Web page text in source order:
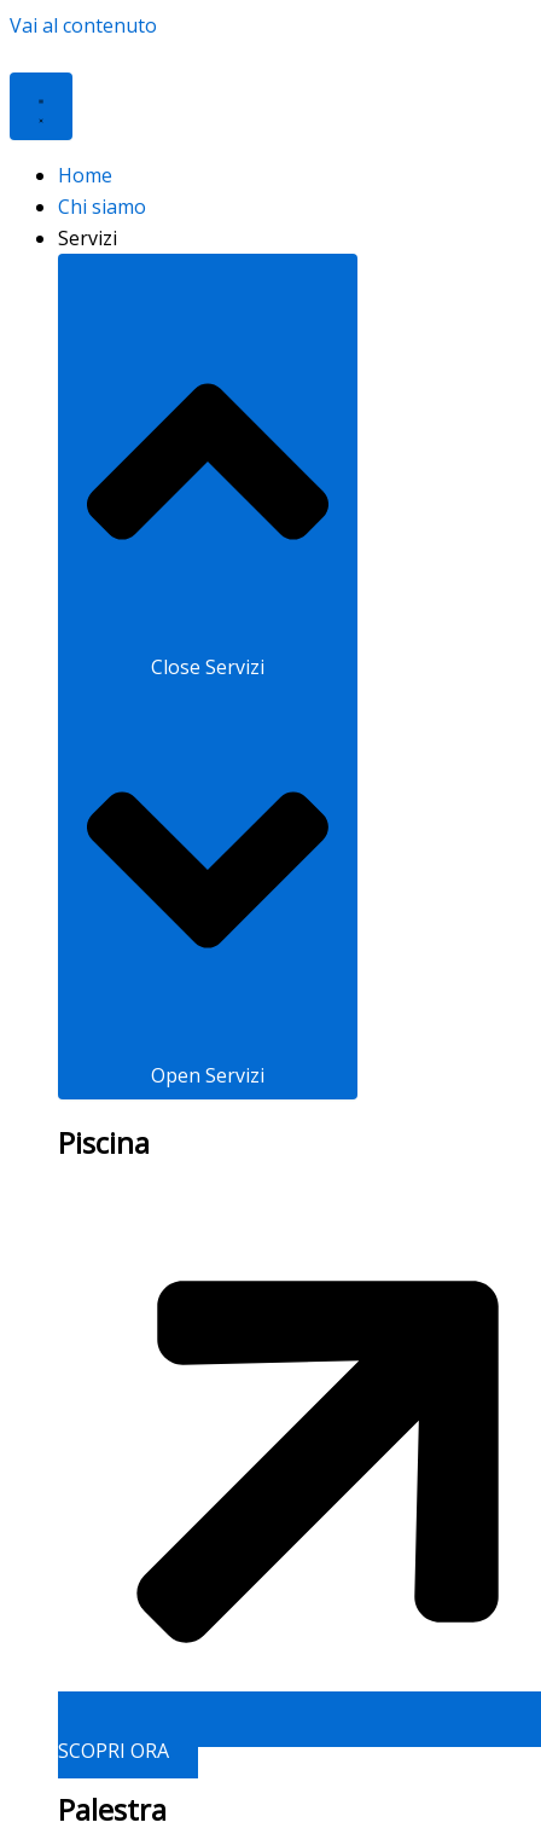
Vai al contenuto
Home
Chi siamo
Servizi
Close Servizi
Open Servizi
Piscina
SCOPRI ORA
Palestra